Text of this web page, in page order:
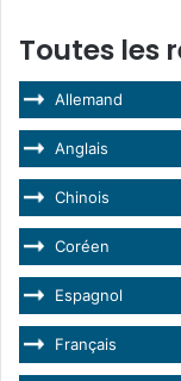
Toutes les
Allemand
Anglais
Chinois
Coréen
Espagnol
Français